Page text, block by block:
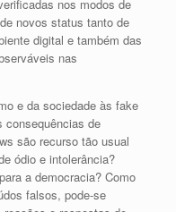
nos modos de
novos status tanto de
digital e também das
nas
e da sociedade às fake
consequências de
são recurso tão usual
ódio e intolerância?
a democracia? Como
falsos, pode-se